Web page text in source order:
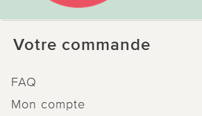
Votre commande
FAQ
Mon compte